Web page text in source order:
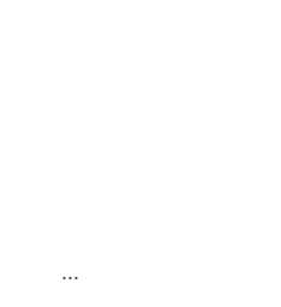
...